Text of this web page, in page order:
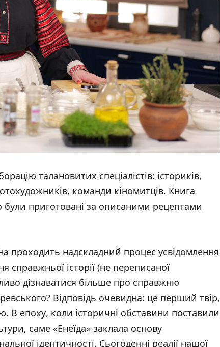
талановитих спеціалістів: істориків,
команди кіномитців. Книга
приготовані за описаними рецептами
проходить надскладний процес усвідомлення
справжньої історії (не переписаної
дізнаватися більше про справжню
Відповідь очевидна: це перший твір,
епоху, коли історичні обставини поставили
саме «Енеїда» заклала основу
ідентичності. Сьогоденні реалії нашої